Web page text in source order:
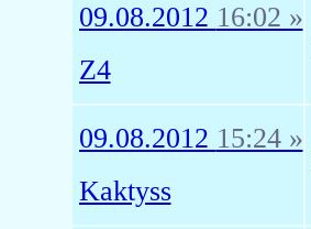
09.08.2012 16:02 »
Z4
09.08.2012 15:24 »
Kaktyss